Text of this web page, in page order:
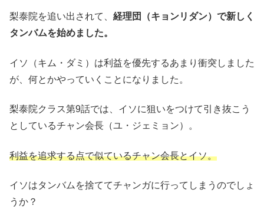
梨泰院を追い出されて、 経理団（キョンリダン）で新しく
タンバムを始めました。
イソ（キム・ダミ）は利益を優先するあまり衝突しました
が、何とかやっていくことになりました。
梨泰院クラス第9話では、イソに狙いをつけて引き抜こう
としているチャン会長（ユ・ジェミョン）。
利益を追求する点で似ているチャン会長とイソ。
イソはタンバムを捨ててチャンガに行ってしまうのでしょ
うか？